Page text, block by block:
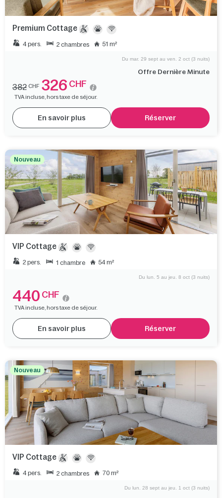
Premium Cottage
4 pers. 2 chambres 51 m²
Offre Dernière Minute
Du mar. 29 sept au ven. 2 oct (3 nuits)
382 CHF 326 CHF
TVA incluse, hors taxe de séjour.
En savoir plus Réserver
Nouveau
VIP Cottage
2 pers. 1 chambre 54 m²
Du lun. 5 au jeu. 8 oct (3 nuits)
440 CHF
TVA incluse, hors taxe de séjour.
En savoir plus Réserver
Nouveau
VIP Cottage
4 pers. 2 chambres 70 m²
Du lun. 28 sept au jeu. 1 oct (3 nuits)